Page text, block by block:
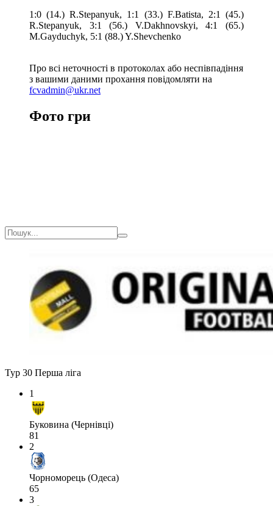
1:0 (14.) R.Stepanyuk, 1:1 (33.) F.Batista, 2:1 (45.)
R.Stepanyuk, 3:1 (56.) V.Dakhnovskyi, 4:1 (65.)
M.Gayduchyk, 5:1 (88.) Y.Shevchenko
Про всі неточності в протоколах або неспівпадіння
з вашими даними прохання повідомляти на
fcvadmin@ukr.net
Фото гри
Тур 30 Перша ліга
1
Буковина (Чернівці)
81
2
Чорноморець (Одеса)
65
3